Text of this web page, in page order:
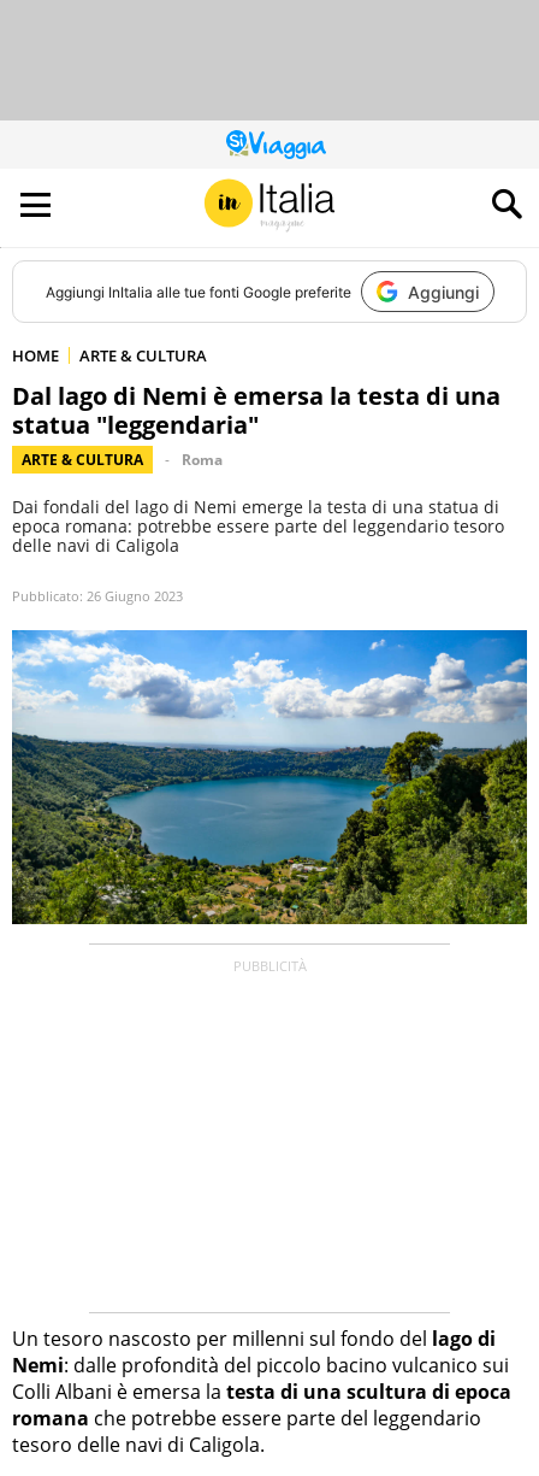
QUESTO
SITO
CONTRIBUISCE
ALL’AUDIENCE
DI
Aggiungi InItalia alle tue fonti Google preferite Aggiungi
HOME ARTE & CULTURA
Dal lago di Nemi è emersa la testa di una
statua "leggendaria"
ARTE & CULTURA Roma
Dai fondali del lago di Nemi emerge la testa di una statua di
epoca romana: potrebbe essere parte del leggendario tesoro
delle navi di Caligola
Pubblicato: 26 Giugno 2023
Un tesoro nascosto per millenni sul fondo del lago di
Nemi: dalle profondità del piccolo bacino vulcanico sui
Colli Albani è emersa la testa di una scultura di epoca
romana che potrebbe essere parte del leggendario
tesoro delle navi di Caligola.